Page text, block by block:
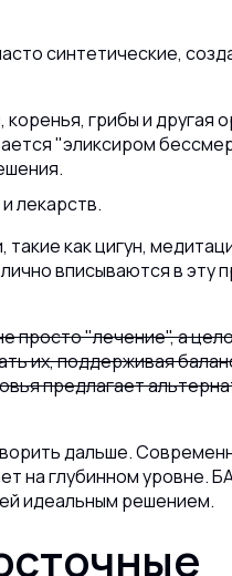
синтетические,
грибы и другая
"эликсиром
лекарств.
как цигун,
вписываются в эту
просто "лечение", а
их, поддерживая
предлагает
дальше.
на глубинном уровне.
идеальным решением.